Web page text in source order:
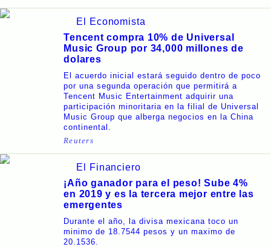
El Economista
Tencent compra 10% de Universal
Music Group por 34,000 millones de
dolares
El acuerdo inicial estará seguido dentro de poco
por una segunda operación que permitirá a
Tencent Music Entertainment adquirir una
participación minoritaria en la filial de Universal
Music Group que alberga negocios en la China
continental.
Reuters
El Financiero
¡Año ganador para el peso! Sube 4%
en 2019 y es la tercera mejor entre las
emergentes
Durante el año, la divisa mexicana toco un
minimo de 18.7544 pesos y un maximo de
20.1536.